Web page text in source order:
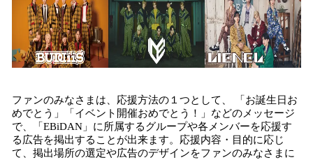
ファンのみなさまは、応援方法の１つとして、 「お誕生日お
めでとう」「イベント開催おめでとう！」などのメッセージ
で、「EBiDAN」に所属するグループや各メンバーを応援す
る広告を掲出することが出来ます。応援内容・目的に応じ
て、掲出場所の選定や広告のデザインをファンのみなさまに